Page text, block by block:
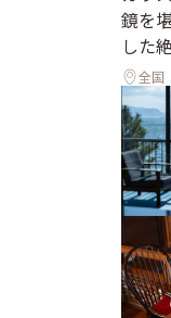
鏡を
した
全国